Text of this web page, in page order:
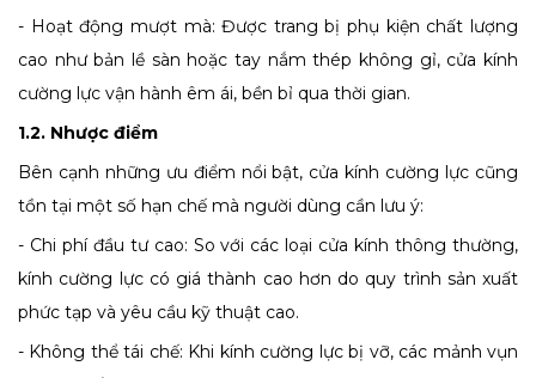
- Hoạt động mượt mà: Được trang bị phụ kiện chất lượng
cao như bản lề sàn hoặc tay nắm thép không gỉ, cửa kính
cường lực vận hành êm ái, bền bỉ qua thời gian.
1.2. Nhược điểm
Bên cạnh những ưu điểm nổi bật, cửa kính cường lực cũng
tồn tại một số hạn chế mà người dùng cần lưu ý:
- Chi phí đầu tư cao: So với các loại cửa kính thông thường,
kính cường lực có giá thành cao hơn do quy trình sản xuất
phức tạp và yêu cầu kỹ thuật cao.
- Không thể tái chế: Khi kính cường lực bị vỡ, các mảnh vụn